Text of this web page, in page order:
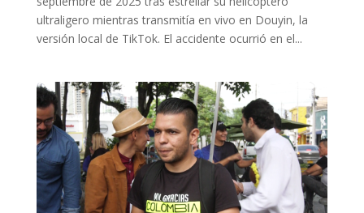
ultraligero mientras transmitía en vivo en Douyin, la
versión local de TikTok. El accidente ocurrió en el...